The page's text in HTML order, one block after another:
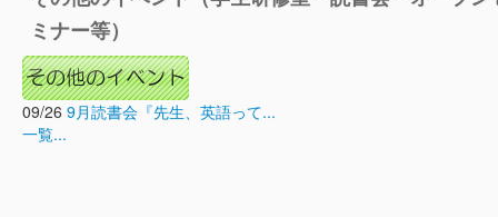
ミナー等）
09/26 9月読書会『先生、英語って...
一覧...